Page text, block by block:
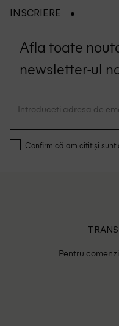
INSCRIERE
Afla toate
newsletter-ul
Confirm că am citit și sunt
Pentru